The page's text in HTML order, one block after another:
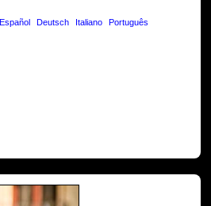
Español Deutsch Italiano Português